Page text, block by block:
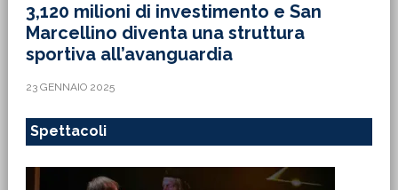
3,120 milioni di investimento e San
Marcellino diventa una struttura
sportiva all’avanguardia
23 GENNAIO 2025
Spettacoli